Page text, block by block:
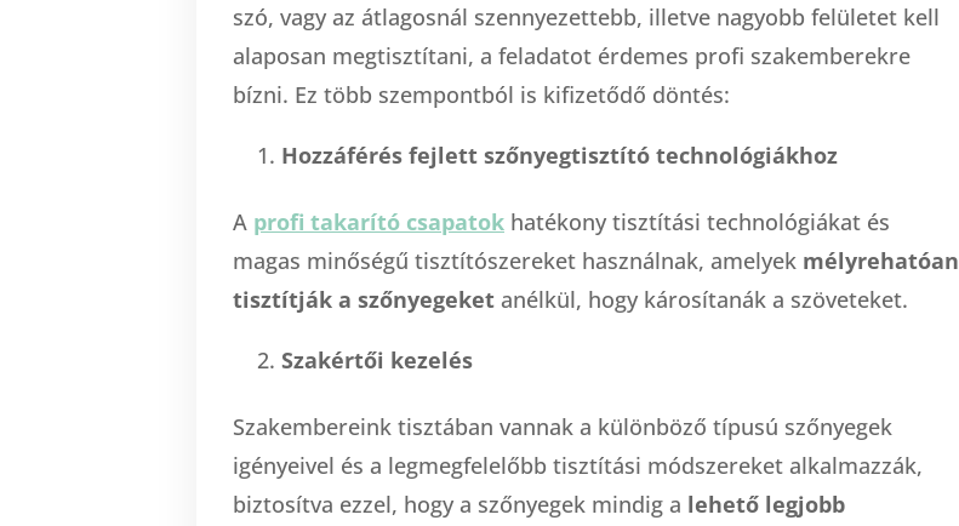
szó, vagy az átlagosnál szennyezettebb, illetve nagyobb felületet kell
alaposan megtisztítani, a feladatot érdemes profi szakemberekre
bízni. Ez több szempontból is kifizetődő döntés:
Hozzáférés fejlett szőnyegtisztító technológiákhoz
A profi takarító csapatok hatékony tisztítási technológiákat és
magas minőségű tisztítószereket használnak, amelyek mélyrehatóan
tisztítják a szőnyegeket anélkül, hogy károsítanák a szöveteket.
Szakértői kezelés
Szakembereink tisztában vannak a különböző típusú szőnyegek
igényeivel és a legmegfelelőbb tisztítási módszereket alkalmazzák,
biztosítva ezzel, hogy a szőnyegek mindig a lehető legjobb